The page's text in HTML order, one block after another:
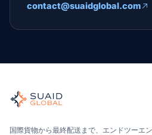
contact@suaidglobal.com
世界の海、空、陸、税関、倉庫を
海洋、空、地上 — キャリア中立で
Suaid Global はキャリア容量を販
国際貨物から最終配送まで、エンドツーエン